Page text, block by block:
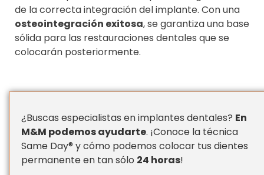
de la correcta integración del implante. Con una
osteointegración exitosa, se garantiza una base
sólida para las restauraciones dentales que se
colocarán posteriormente.
¿Buscas especialistas en implantes dentales? En
M&M podemos ayudarte. ¡Conoce la técnica
Same Day® y cómo podemos colocar tus dientes
permanente en tan sólo 24 horas!